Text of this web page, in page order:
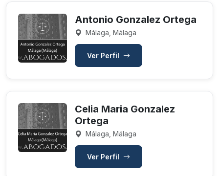
Antonio Gonzalez Ortega
Málaga, Málaga
Ver Perfil
Celia Maria Gonzalez
Ortega
Málaga, Málaga
Ver Perfil